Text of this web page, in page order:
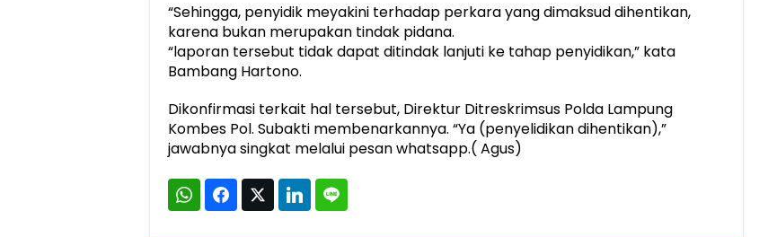
“Sehingga, penyidik meyakini terhadap perkara yang dimaksud dihentikan,
karena bukan merupakan tindak pidana.
“laporan tersebut tidak dapat ditindak lanjuti ke tahap penyidikan,” kata
Bambang Hartono.
Dikonfirmasi terkait hal tersebut, Direktur Ditreskrimsus Polda Lampung
Kombes Pol. Subakti membenarkannya. “Ya (penyelidikan dihentikan),”
jawabnya singkat melalui pesan whatsapp.( Agus)